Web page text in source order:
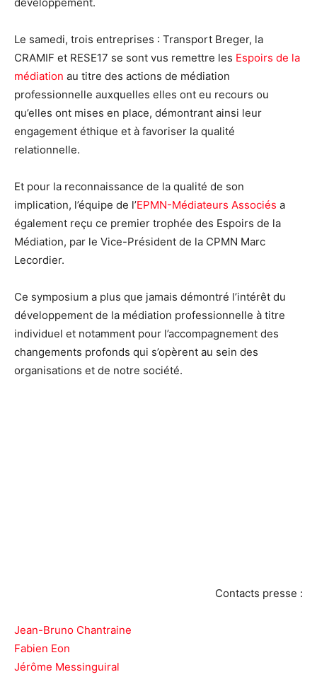
Le samedi, trois entreprises : Transport Breger, la
CRAMIF et RESE17 se sont vus remettre les Espoirs de la
médiation au titre des actions de médiation
professionnelle auxquelles elles ont eu recours ou
qu’elles ont mises en place, démontrant ainsi leur
engagement éthique et à favoriser la qualité
relationnelle.
Et pour la reconnaissance de la qualité de son
implication, l’équipe de l’EPMN-Médiateurs Associés a
également reçu ce premier trophée des Espoirs de la
Médiation, par le Vice-Président de la CPMN Marc
Lecordier.
Ce symposium a plus que jamais démontré l’intérêt du
développement de la médiation professionnelle à titre
individuel et notamment pour l’accompagnement des
changements profonds qui s’opèrent au sein des
organisations et de notre société.
Contacts presse :
Jean-Bruno Chantraine
Fabien Eon
Jérôme Messinguiral